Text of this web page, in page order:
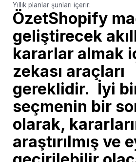
Yıllık planlar şunları içerir:
ÖzetShopify
geliştirecek
kararlar almak
zekası araçları
gereklidir. İyi
seçmenin bir
olarak,
araştırılmış ve